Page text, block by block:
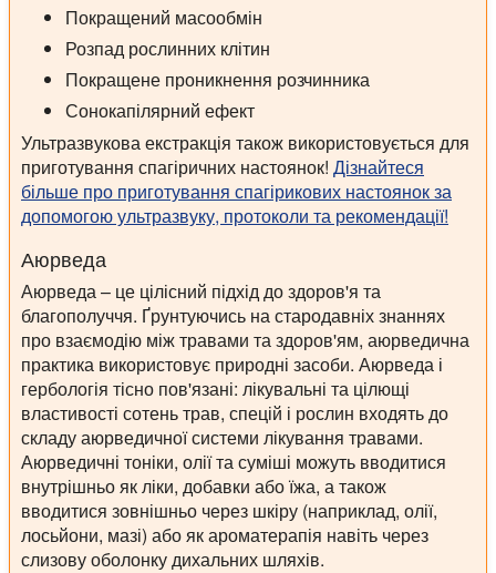
Покращений масообмін
Розпад рослинних клітин
Покращене проникнення розчинника
Сонокапілярний ефект
Ультразвукова екстракція також використовується для
приготування спагіричних настоянок! Дізнайтеся
більше про приготування спагірикових настоянок за
допомогою ультразвуку, протоколи та рекомендації!
Аюрведа
Аюрведа – це цілісний підхід до здоров'я та
благополуччя. Ґрунтуючись на стародавніх знаннях
про взаємодію між травами та здоров'ям, аюрведична
практика використовує природні засоби. Аюрведа і
гербологія тісно пов'язані: лікувальні та цілющі
властивості сотень трав, спецій і рослин входять до
складу аюрведичної системи лікування травами.
Аюрведичні тоніки, олії та суміші можуть вводитися
внутрішньо як ліки, добавки або їжа, а також
вводитися зовнішньо через шкіру (наприклад, олії,
лосьйони, мазі) або як ароматерапія навіть через
слизову оболонку дихальних шляхів.